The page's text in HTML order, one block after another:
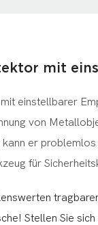
mit
einstellbarer
von
kann er
für
Stellen Sie